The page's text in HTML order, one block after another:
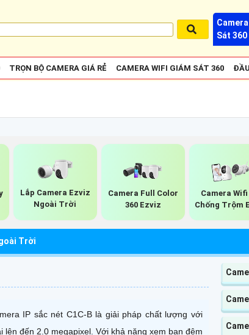
Sát 360
TRỌN BỘ CAMERA GIÁ RẺ CAMERA WIFI GIÁM SÁT 360
Lắp Camera Ezviz
Ngoài Trời
Camera Full Color
360 Ezviz
Camera Wifi
Chống Trộm
Trời
IP sắc nét C1C-B là giải pháp chất lượng với
lên đến 2.0 megapixel. Với khả năng xem ban đêm